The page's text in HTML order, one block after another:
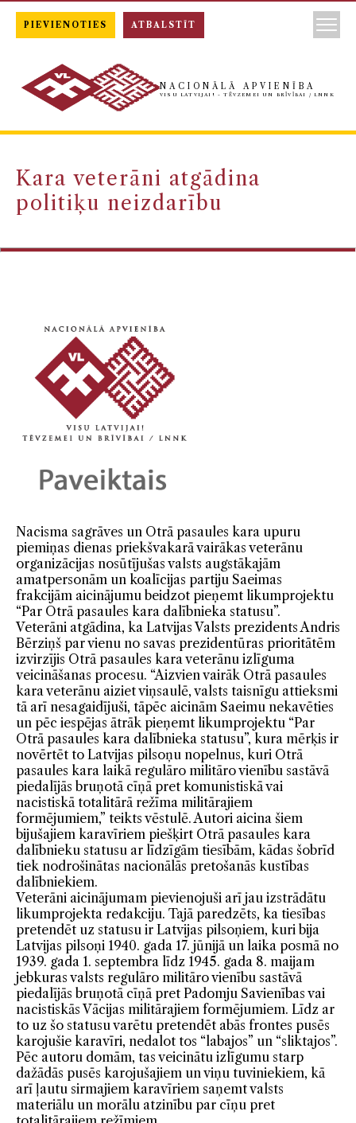
NACIONĀLĀ APVIENĪBA
VISU LATVIJAI! - TĒVZEMEI UN BRĪVĪBAI / LNNK
Kara veterāni atgādina
politiķu neizdarību
Nacisma sagrāves un Otrā pasaules kara upuru
piemiņas dienas priekšvakarā vairākas veterānu
organizācijas nosūtījušas valsts augstākajām
amatpersonām un koalīcijas partiju Saeimas
frakcijām aicinājumu beidzot pieņemt likumprojektu
“Par Otrā pasaules kara dalībnieka statusu”.
Veterāni atgādina, ka Latvijas Valsts prezidents Andris
Bērziņš par vienu no savas prezidentūras prioritātēm
izvirzījis Otrā pasaules kara veterānu izlīguma
veicināšanas procesu. “Aizvien vairāk Otrā pasaules
kara veterānu aiziet viņsaulē, valsts taisnīgu attieksmi
tā arī nesagaidījuši, tāpēc aicinām Saeimu nekavēties
un pēc iespējas ātrāk pieņemt likumprojektu “Par
Otrā pasaules kara dalībnieka statusu”, kura mērķis ir
novērtēt to Latvijas pilsoņu nopelnus, kuri Otrā
pasaules kara laikā regulāro militāro vienību sastāvā
piedalījās bruņotā cīņā pret komunistiskā vai
nacistiskā totalitārā režīma militārajiem
formējumiem,” teikts vēstulē. Autori aicina šiem
bijušajiem karavīriem piešķirt Otrā pasaules kara
dalībnieku statusu ar līdzīgām tiesībām, kādas šobrīd
tiek nodrošinātas nacionālās pretošanās kustības
dalībniekiem.
Veterāni aicinājumam pievienojuši arī jau izstrādātu
likumprojekta redakciju. Tajā paredzēts, ka tiesības
pretendēt uz statusu ir Latvijas pilsoņiem, kuri bija
Latvijas pilsoņi 1940. gada 17. jūnijā un laika posmā no
1939. gada 1. septembra līdz 1945. gada 8. maijam
jebkuras valsts regulāro militāro vienību sastāvā
piedalījās bruņotā cīņā pret Padomju Savienības vai
nacistiskās Vācijas militārajiem formējumiem. Līdz ar
to uz šo statusu varētu pretendēt abās frontes pusēs
karojušie karavīri, nedalot tos “labajos” un “sliktajos”.
Pēc autoru domām, tas veicinātu izlīgumu starp
dažādās pusēs karojušajiem un viņu tuviniekiem, kā
arī ļautu sirmajiem karavīriem saņemt valsts
materiālu un morālu atzinību par cīņu pret
PIEVIENOTIES ATBALSTĪT